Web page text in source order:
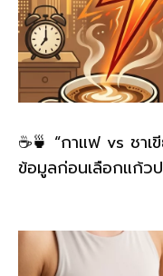
☕🍵 “กาแฟ vs ชาเ
ข้อมูลก่อนเลือกแก้ว